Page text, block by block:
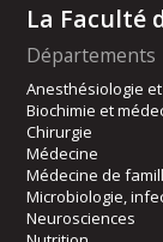
La Faculté
Départements
Anesthésiologie
Biochimie et
Chirurgie
Médecine
Médecine de
Microbiologie,
Neurosciences